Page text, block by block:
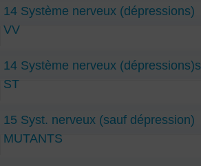
14 Système nerveux (dépressions)
VV
14 Système nerveux (dépressions)s
ST
15 Syst. nerveux (sauf dépression)
MUTANTS